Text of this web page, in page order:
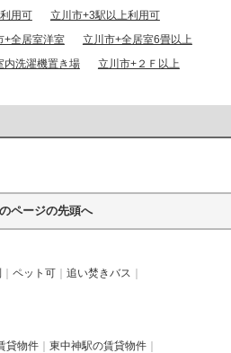
用可
立川市+3駅以上利用可
+全居室洋室
立川市+全居室6畳以上
内洗濯機置き場 立川市+２Ｆ以上
ページの先頭へ
ペット可
追い焚きバス
貸物件
東中神駅の賃貸物件